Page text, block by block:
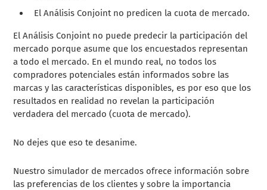
El Análisis Conjoint no predicen la cuota de mercado.
El Análisis Conjoint no puede predecir la participación del
mercado porque asume que los encuestados representan
a todo el mercado. En el mundo real, no todos los
compradores potenciales están informados sobre las
marcas y las características disponibles, es por eso que los
resultados en realidad no revelan la participación
verdadera del mercado (cuota de mercado).
No dejes que eso te desanime.
Nuestro simulador de mercados ofrece información sobre
las preferencias de los clientes y sobre la importancia